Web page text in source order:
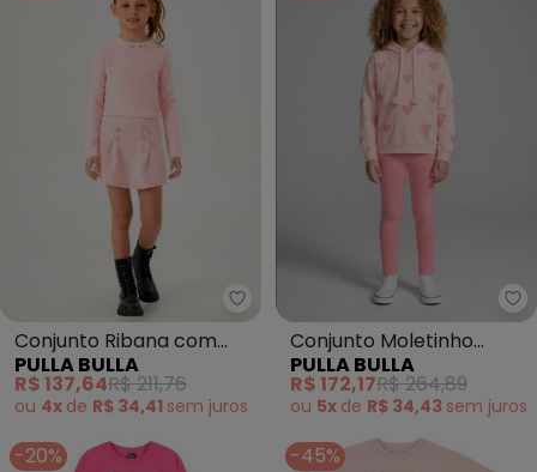
Pulla Bulla - Conjunto Ribana
Conjunto Ribana com
Elastano Leve (Rosa)
PULLA BULLA
R$ 137,64R$ 211,76
ou 4x de R$ 34,41 sem juros
Conjunto Moletinho
(Rosa)
PULLA BULLA
R$ 172,17R$ 264,89
ou 5x de R$ 34,43 sem juros
-20% -45%